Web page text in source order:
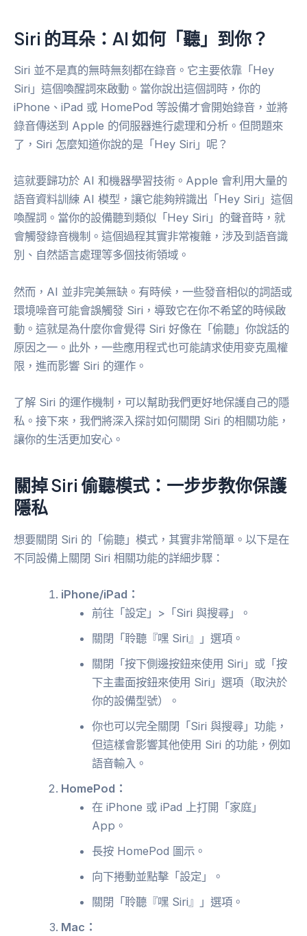
Siri 的耳朵：AI 如何「聽」到你？
Siri 並不是真的無時無刻都在錄音。它主要依靠「Hey
Siri」這個喚醒詞來啟動。當你說出這個詞時，你的
iPhone、iPad 或 HomePod 等設備才會開始錄音，並將
錄音傳送到 Apple 的伺服器進行處理和分析。但問題來
了，Siri 怎麼知道你說的是「Hey Siri」呢？
這就要歸功於 AI 和機器學習技術。Apple 會利用大量的
語音資料訓練 AI 模型，讓它能夠辨識出「Hey Siri」這個
喚醒詞。當你的設備聽到類似「Hey Siri」的聲音時，就
會觸發錄音機制。這個過程其實非常複雜，涉及到語音識
別、自然語言處理等多個技術領域。
然而，AI 並非完美無缺。有時候，一些發音相似的詞語或
環境噪音可能會誤觸發 Siri，導致它在你不希望的時候啟
動。這就是為什麼你會覺得 Siri 好像在「偷聽」你說話的
原因之一。此外，一些應用程式也可能請求使用麥克風權
限，進而影響 Siri 的運作。
了解 Siri 的運作機制，可以幫助我們更好地保護自己的隱
私。接下來，我們將深入探討如何關閉 Siri 的相關功能，
讓你的生活更加安心。
關掉 Siri 偷聽模式：一步步教你保護
隱私
想要關閉 Siri 的「偷聽」模式，其實非常簡單。以下是在
不同設備上關閉 Siri 相關功能的詳細步驟：
iPhone/iPad：
前往「設定」>「Siri 與搜尋」。
關閉「聆聽『嘿 Siri』」選項。
關閉「按下側邊按鈕來使用 Siri」或「按
下主畫面按鈕來使用 Siri」選項（取決於
你的設備型號）。
你也可以完全關閉「Siri 與搜尋」功能，
但這樣會影響其他使用 Siri 的功能，例如
語音輸入。
HomePod：
在 iPhone 或 iPad 上打開「家庭」
App。
長按 HomePod 圖示。
向下捲動並點擊「設定」。
關閉「聆聽『嘿 Siri』」選項。
Mac：